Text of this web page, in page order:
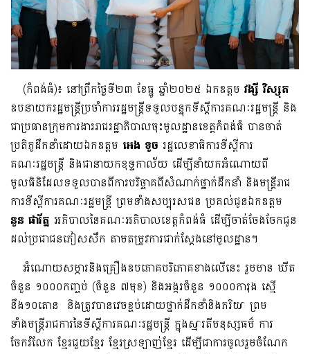
(កំពង់ធំ)៖ នៅព្រឹកថ្ងៃទី២៣ ខែធ្នូ ឆ្នាំ២០២៥ ឯកឧត្តម វង្សី វិស្សុត
ឧបនាយករដ្ឋមន្រ្តីប្រចាំការរដ្ឋមន្រ្តីទទួលបន្ទុកទីស្តីការគណៈរដ្ឋមន្រ្តី និង
ជាប្រធានក្រុមការងាររាជរដ្ឋាភិបាលចុះមូលដ្ឋានខេត្តកំពង់ធំ បានចាត់
ប្រតិភូដឹកនាំដោយឯកឧត្តម អេង ទូច រដ្ឋលេខាធិការទីស្តីការ
គណៈរដ្ឋមន្រ្តី និងជានាយកខុទ្ទកាល័យ ដើម្បីនាំយកអំណោយពី
មូលធិនិដែលទទួលបានពីការបរិច្ចាគពីសំណាក់ថ្នាក់ដឹកនាំ និងមន្រ្តីរាជ
ការទីស្តីការគណៈរដ្ឋមន្រ្តី ព្រមទាំងសប្បុរសជន ប្រគល់ជូនឯកឧត្តម
នួន ផារ័ត្ន អភិបាលនៃគណៈអភិបាលខេត្តកំពង់ធំ ដើម្បីចាត់ចែងចែកជូន​
ដល់ប្រជាជនភៀសសឹក តាមតម្រូវការ​ជាក់ស្ដែងនៅមូលដ្ឋាន។
អំណោយសម្ភារនិងគ្រឿងឧបភោគបរិភោគខាងលើនេះ រួមមាន ឃីត
ចំនួន ១០០០កញ្ចប់ (ចំនួន ៧មុខ) និងអង្ករចំនួន ១០០០ការុង ស្មើ
នឹង១០តោន និងត្រូវបានវេចខ្ចប់​ដោយថ្នាក់ដឹកនាំនិងភរិយា ព្រម
ទាំងមន្រ្តីរាជការនៃទីស្តីការគណៈរដ្ឋមន្រ្តី ក្នុងស្មារតីមនុស្សធម៌ ការ
ចែករំលែក ខ្មែរជួយខ្មែរ ខ្មែរស្រឡាញ់ខ្មែរ ដើម្បីជាការចូលរួមចំណែក